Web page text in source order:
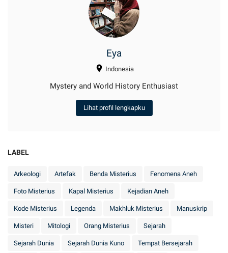
Eya
Indonesia
Mystery and World History Enthusiast
Lihat profil lengkapku
LABEL
Arkeologi Artefak Benda Misterius Fenomena Aneh
Foto Misterius Kapal Misterius Kejadian Aneh
Kode Misterius Legenda Makhluk Misterius Manuskrip
Misteri Mitologi Orang Misterius Sejarah
Sejarah Dunia Sejarah Dunia Kuno Tempat Bersejarah